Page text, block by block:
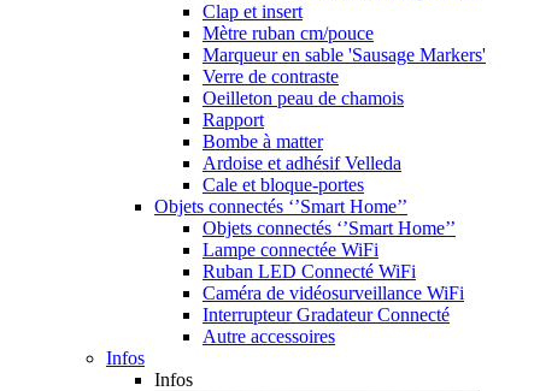
Clap et insert
Mètre ruban cm/pouce
Marqueur en sable 'Sausage Markers'
Verre de contraste
Oeilleton peau de chamois
Rapport
Bombe à matter
Ardoise et adhésif Velleda
Cale et bloque-portes
Objets connectés ‘’Smart Home’’
Objets connectés ‘’Smart Home’’
Lampe connectée WiFi
Ruban LED Connecté WiFi
Caméra de vidéosurveillance WiFi
Interrupteur Gradateur Connecté
Autre accessoires
Infos
Infos